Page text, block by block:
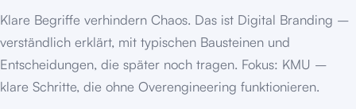
Klare Begriffe verhindern Chaos. Das ist Digital Branding –
verständlich erklärt, mit typischen Bausteinen und
Entscheidungen, die später noch tragen. Fokus: KMU –
klare Schritte, die ohne Overengineering funktionieren.